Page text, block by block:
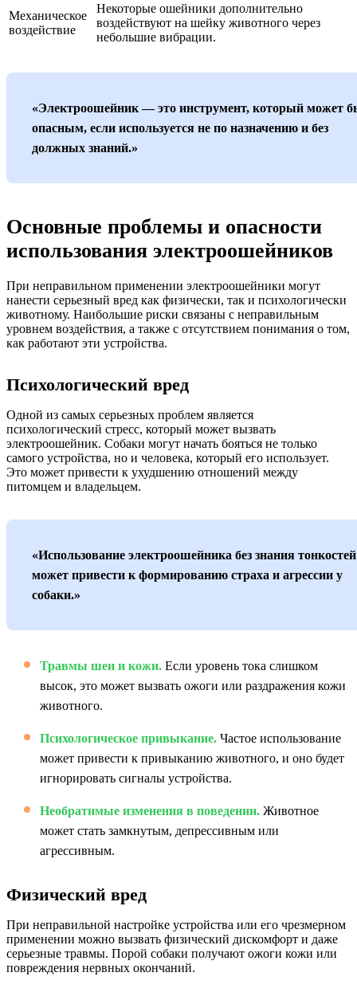
Механическое
воздействие
Некоторые ошейники дополнительно
воздействуют на шейку животного через
небольшие вибрации.
«Электроошейник — это инструмент, который может
опасным, если используется не по назначению и без
должных знаний.»
Основные проблемы и опасности
использования электроошейников
При неправильном применении электроошейники могут
нанести серьезный вред как физически, так и психологически
животному. Наибольшие риски связаны с неправильным
уровнем воздействия, а также с отсутствием понимания о том,
как работают эти устройства.
Психологический вред
Одной из самых серьезных проблем является
психологический стресс, который может вызвать
электроошейник. Собаки могут начать бояться не только
самого устройства, но и человека, который его использует.
Это может привести к ухудшению отношений между
питомцем и владельцем.
«Использование электроошейника без знания тонкостей
может привести к формированию страха и агрессии у
собаки.»
Травмы шеи и кожи. Если уровень тока слишком
высок, это может вызвать ожоги или раздражения кожи
животного.
Психологическое привыкание. Частое использование
может привести к привыканию животного, и оно будет
игнорировать сигналы устройства.
Необратимые изменения в поведении. Животное
может стать замкнутым, депрессивным или
агрессивным.
Физический вред
При неправильной настройке устройства или его чрезмерном
применении можно вызвать физический дискомфорт и даже
серьезные травмы. Порой собаки получают ожоги кожи или
повреждения нервных окончаний.